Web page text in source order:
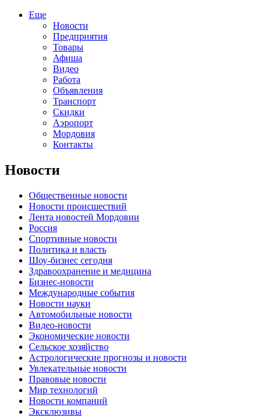
Еще
Новости
Предприятия
Товары
Афиша
Видео
Работа
Объявления
Транспорт
Скидки
Аэропорт
Мордовия
Контакты
Новости
Общественные новости
Новости происшествий
Лента новостей Мордовии
Россия
Спортивные новости
Политика и власть
Шоу-бизнес сегодня
Здравоохранение и медицина
Бизнес-новости
Международные события
Новости науки
Автомобильные новости
Видео-новости
Экономические новости
Сельское хозяйство
Астрологические прогнозы и новости
Увлекательные новости
Правовые новости
Мир технологий
Новости компаний
Эксклюзивы